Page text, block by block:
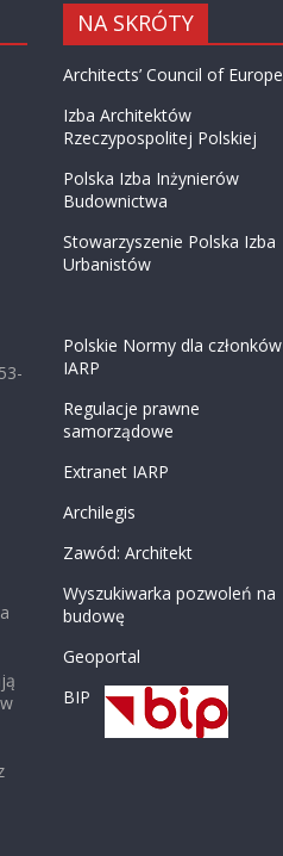
NA SKRÓTY
Architects’ Council of Europe
Izba Architektów
Rzeczypospolitej Polskiej
Polska Izba Inżynierów
Budownictwa
Stowarzyszenie Polska Izba
Urbanistów
Polskie Normy dla członków
IARP
Regulacje prawne
samorządowe
Extranet IARP
Archilegis
Zawód: Architekt
Wyszukiwarka pozwoleń na
budowę
Geoportal
BIP